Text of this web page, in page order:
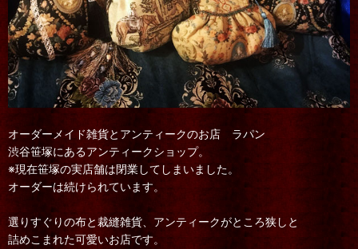
オーダーメイド雑貨とアンティークのお店 ラパン
渋谷笹塚にあるアンティークショップ。
※現在笹塚の実店舗は閉業してしまいました。
オーダーは続けられています。
選りすぐりの布と裁縫雑貨、アンティークがところ狭しと
詰めこまれた可愛いお店です。